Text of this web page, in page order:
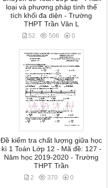
loại và phương pháp tính thể
tích khối đa diện - Trường
THPT Trần Văn L
52 506 0
Đề kiểm tra chất lượng giữa học
kì 1 Toán Lớp 12 - Mã đề: 127 -
Năm học 2019-2020 - Trường
THPT Trần
2 370 0